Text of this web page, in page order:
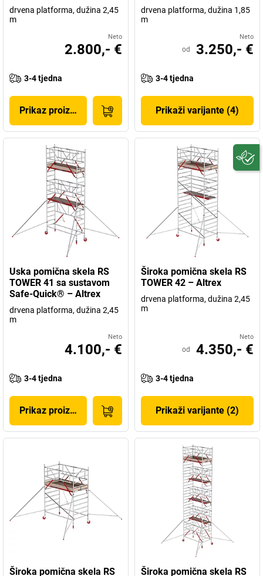
drvena platforma, dužina 2,45
m
Neto
2.800,- €
3-4 tjedna
Prikaz proizvoda
drvena platforma, dužina 1,85
m
Neto
od 3.250,- €
3-4 tjedna
Prikaži varijante (4)
Uska pomična skela RS
TOWER 41 sa sustavom
Safe-Quick® – Altrex
drvena platforma, dužina 2,45
m
Neto
4.100,- €
3-4 tjedna
Prikaz proizvoda
Široka pomična skela RS
TOWER 42 – Altrex
drvena platforma, dužina 2,45
m
Neto
od 4.350,- €
3-4 tjedna
Prikaži varijante (2)
Široka pomična skela RS Široka pomična skela RS